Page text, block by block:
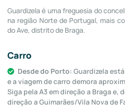
Guardizela é uma freguesia do
na região Norte de Portugal, mais
do Ave, distrito de Braga.
Carro
Desde do Porto: Guardizela
e a viagem de carro demora
Siga pela A3 em direção a Braga e,
direção a Guimarães/Vila Nova de